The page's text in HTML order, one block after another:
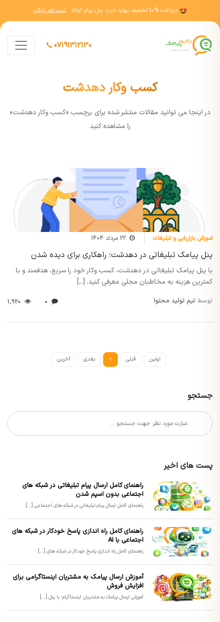
دریافت 10% تخفیف بهاره خرید پنل پیام کوتاه ثبت نام رایگان
07191312130
کسب وکار دهدشت
در اينجا مي توانيد مقالات منتشر شده برای برچسب «کسب وکار دهدشت»
را مشاهده کنيد
اموزش بازاریابی و تبلیغات 22 مرداد 1404
پنل پیامک تبلیغاتی در دهدشت؛ راهکاری برای دیده شدن
با پنل پیامک تبلیغاتی در دهدشت، کسب وکار خود را سریع، هدفمند و با
کمترین هزینه به مخاطبان محلی معرفی کنید. [...]
توسط تیم تولید محتوا
اولین قبلی 1 بعدی آخرین
جستجو
پست های اخیر
راهنمای کامل ارسال پیام تبلیغاتی در شبکه های
اجتماعی بدون اسپم شدن
راهنمای کامل ارسال پیام تبلیغاتی در شبکه های اجتماعی [...]
راهنمای کامل راه اندازی پاسخ خودکار در شبکه های
اجتماعی با AI
راهنمای کامل راه اندازی پاسخ خودکار در شبکه های [...]
آموزش ارسال پیامک به مشتریان اینستاگرامی برای
افزایش فروش
آموزش ارسال پیامک به مشتریان اینستاگرام؛ با پنل [...]